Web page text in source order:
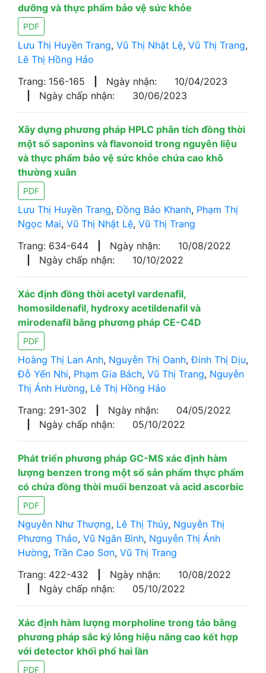
dưỡng và thực phẩm bảo vệ sức khỏe
PDF
Lưu Thị Huyền Trang, Vũ Thị Nhật Lệ, Vũ Thị Trang,
Lê Thị Hồng Hảo
Trang: 156-165
Ngày nhận:
10/04/2023
Ngày chấp nhận: 30/06/2023
Xây dựng phương pháp HPLC phân tích đồng thời
một số saponins và flavonoid trong nguyên liệu
và thực phẩm bảo vệ sức khỏe chứa cao khô
thường xuân
PDF
Lưu Thị Huyền Trang,Đồng Bảo Khanh, Phạm Thị
Ngọc Mai, Vũ Thị Nhật Lệ, Vũ Thị Trang
Trang: 634-644
Ngày nhận:
10/08/2022
Ngày chấp nhận: 10/10/2022
Xác định đồng thời acetyl vardenafil,
homosildenafil, hydroxy acetildenafil và
mirodenafil bằng phương pháp CE-C4D
PDF
Hoàng Thị Lan Anh, Nguyễn Thị Oanh,Đinh Thị Dịu,
Đỗ Yến Nhi, Phạm Gia Bách, Vũ Thị Trang, Nguyễn
Thị Ánh Hường, Lê Thị Hồng Hảo
Trang: 291-302
Ngày nhận:
04/05/2022
Ngày chấp nhận: 05/10/2022
Phát triển phương pháp GC-MS xác định hàm
lượng benzen trong một số sản phẩm thực phẩm
có chứa đồng thời muối benzoat và acid ascorbic
PDF
Nguyễn Như Thượng, Lê Thị Thúy, Nguyễn Thị
Phương Thảo, Vũ Ngân Bình, Nguyễn Thị Ánh
Hường, Trần Cao Sơn, Vũ Thị Trang
Trang: 422-432
Ngày nhận:
10/08/2022
Ngày chấp nhận: 05/10/2022
Xác định hàm lượng morpholine trong táo bằng
phương pháp sắc ký lỏng hiệu năng cao kết hợp
với detector khối phổ hai lần
PDF